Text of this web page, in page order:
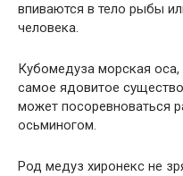
впиваются в тело рыбы
человека.
Кубомедуза морская
самое ядовитое
может посоревноваться
осьминогом.
Род медуз хиронекс не